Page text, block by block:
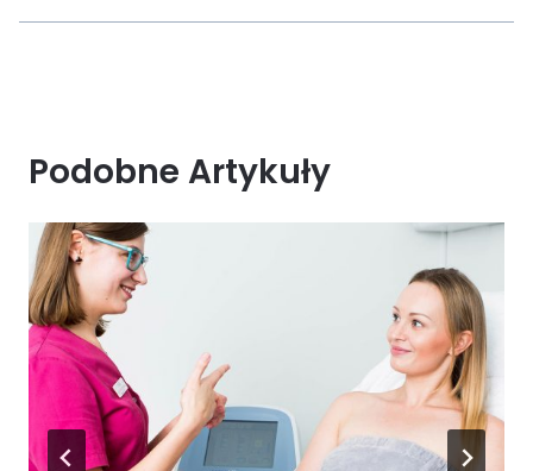
Podobne Artykuły